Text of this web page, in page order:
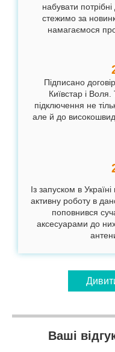
набувати
стежимо за
намагаємося
Підписано
Київстар і
підключення не
але й до
Із запуском в
активну роботу в
поповнився
аксесуарами до
Ваші